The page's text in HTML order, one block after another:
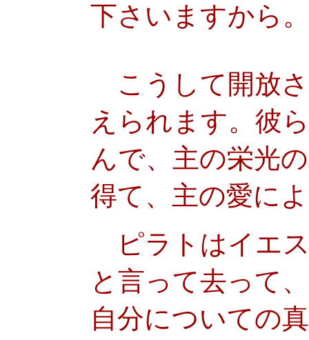
下さいますから。
こうして開放
えられます。彼
んで、主の栄光
得て、主の愛に
ピラトはイエ
と言って去って
自分についての